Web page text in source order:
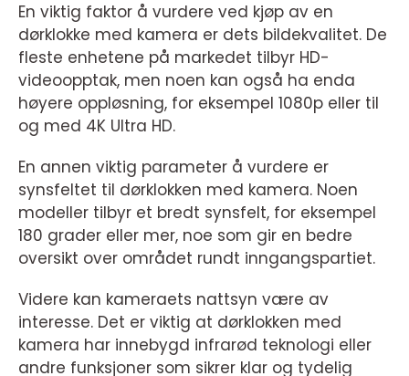
En viktig faktor å vurdere ved kjøp av en
dørklokke med kamera er dets bildekvalitet. De
fleste enhetene på markedet tilbyr HD-
videoopptak, men noen kan også ha enda
høyere oppløsning, for eksempel 1080p eller til
og med 4K Ultra HD.
En annen viktig parameter å vurdere er
synsfeltet til dørklokken med kamera. Noen
modeller tilbyr et bredt synsfelt, for eksempel
180 grader eller mer, noe som gir en bedre
oversikt over området rundt inngangspartiet.
Videre kan kameraets nattsyn være av
interesse. Det er viktig at dørklokken med
kamera har innebygd infrarød teknologi eller
andre funksjoner som sikrer klar og tydelig